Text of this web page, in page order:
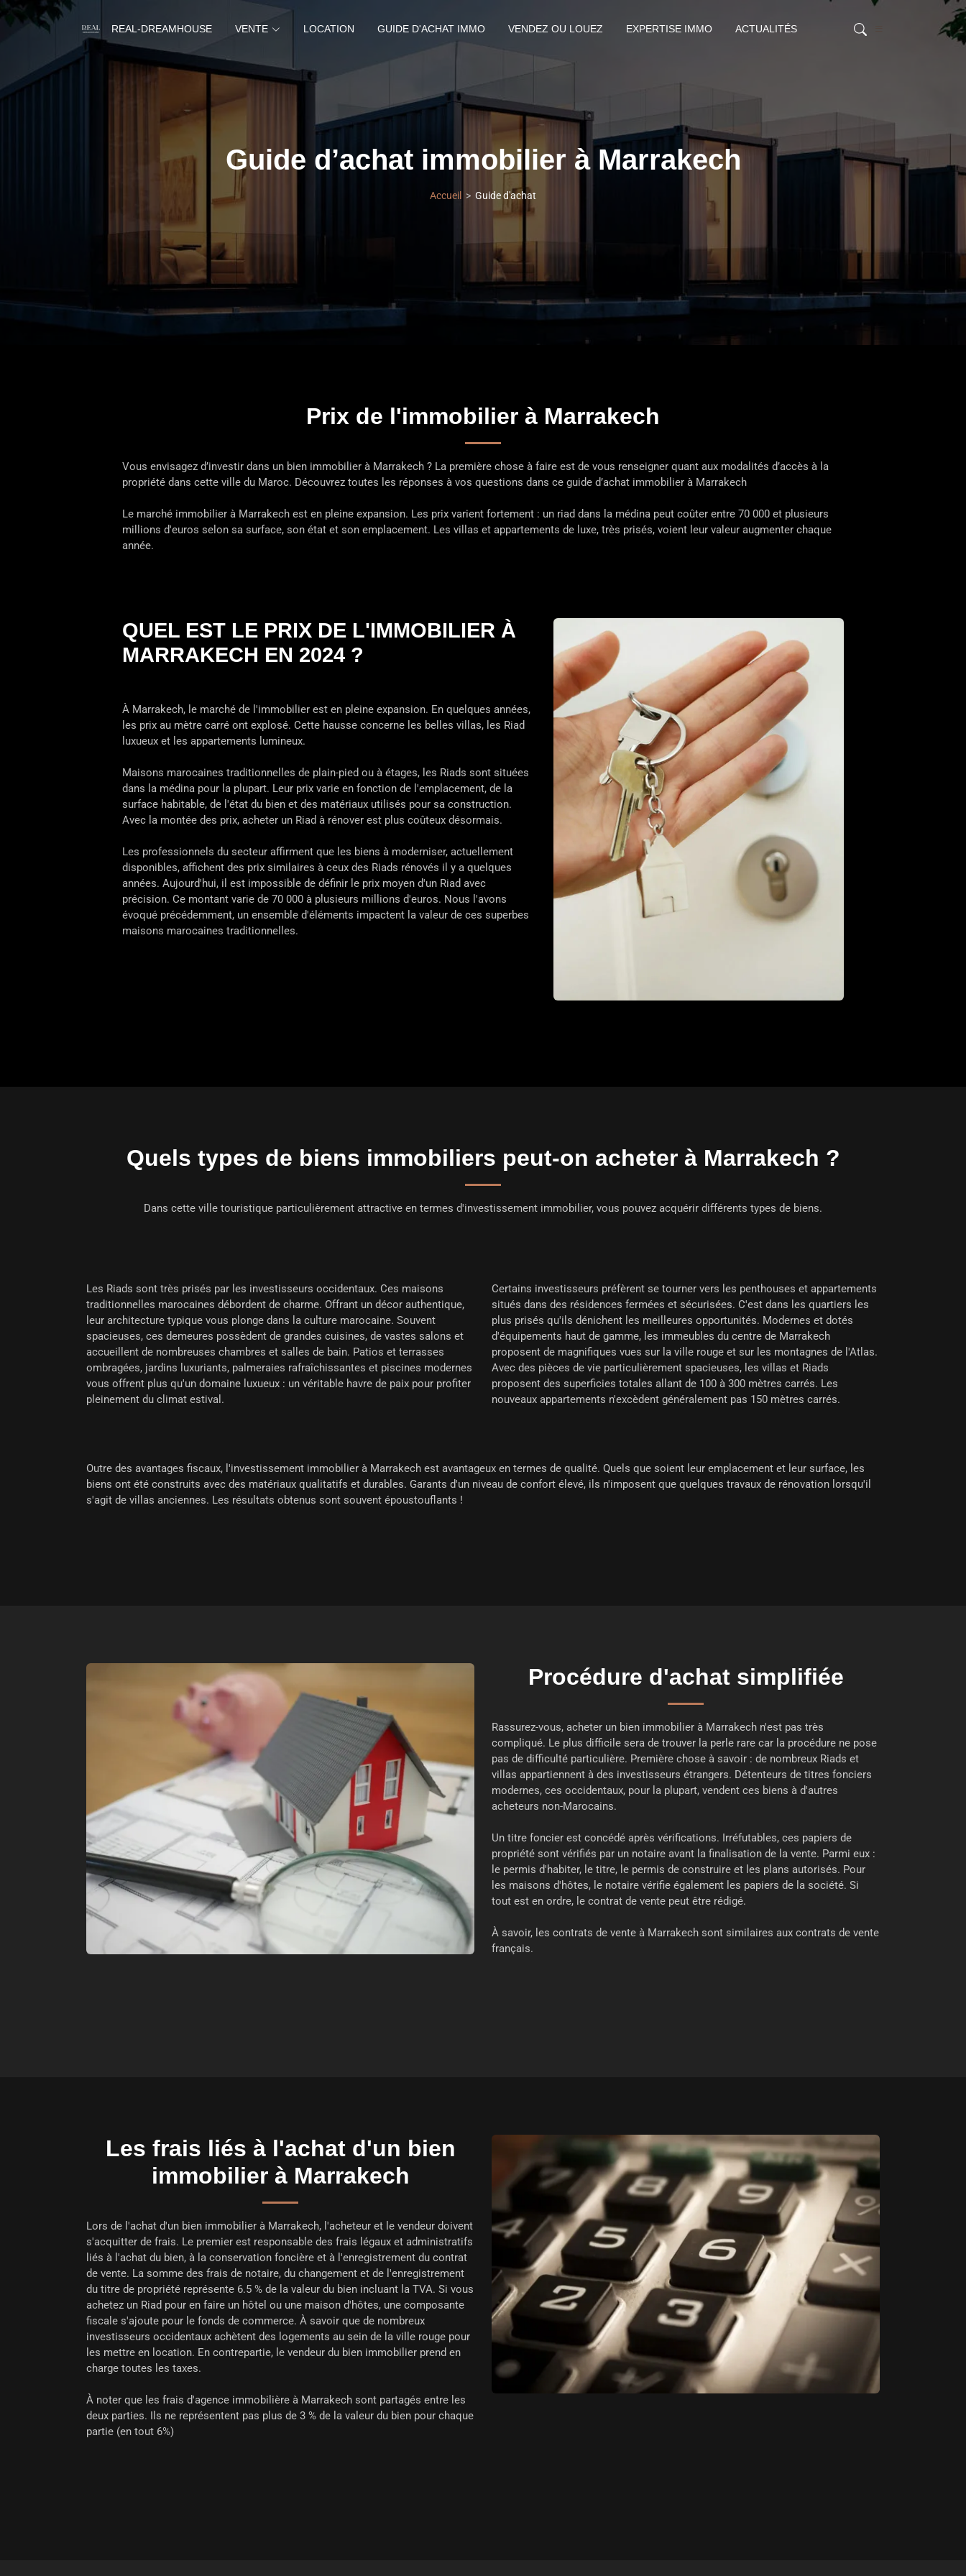
REAL-DREAMHOUSE VENTE LOCATION GUIDE D'ACHAT IMMO VENDEZ OU LOUEZ EXPERTISE IMMO ACTUALITÉS
Guide d’achat immobilier à Marrakech
Accueil Guide d'achat
Prix de l'immobilier à Marrakech
Vous envisagez d’investir dans un bien immobilier à Marrakech ? La première chose à faire est de vous renseigner quant aux modalités d’accès à la
propriété dans cette ville du Maroc. Découvrez toutes les réponses à vos questions dans ce guide d’achat immobilier à Marrakech
Le marché immobilier à Marrakech est en pleine expansion. Les prix varient fortement : un riad dans la médina peut coûter entre 70 000 et plusieurs
millions d'euros selon sa surface, son état et son emplacement. Les villas et appartements de luxe, très prisés, voient leur valeur augmenter chaque
année.
QUEL EST LE PRIX DE L'IMMOBILIER À
MARRAKECH EN 2024 ?
À Marrakech, le marché de l'immobilier est en pleine expansion. En quelques années,
les prix au mètre carré ont explosé. Cette hausse concerne les belles villas, les Riad
luxueux et les appartements lumineux.
Maisons marocaines traditionnelles de plain-pied ou à étages, les Riads sont situées
dans la médina pour la plupart. Leur prix varie en fonction de l'emplacement, de la
surface habitable, de l'état du bien et des matériaux utilisés pour sa construction.
Avec la montée des prix, acheter un Riad à rénover est plus coûteux désormais.
Les professionnels du secteur affirment que les biens à moderniser, actuellement
disponibles, affichent des prix similaires à ceux des Riads rénovés il y a quelques
années. Aujourd'hui, il est impossible de définir le prix moyen d'un Riad avec
précision. Ce montant varie de 70 000 à plusieurs millions d'euros. Nous l'avons
évoqué précédemment, un ensemble d'éléments impactent la valeur de ces superbes
maisons marocaines traditionnelles.
Quels types de biens immobiliers peut-on acheter à Marrakech ?
Dans cette ville touristique particulièrement attractive en termes d'investissement immobilier, vous pouvez acquérir différents types de biens.
Les Riads sont très prisés par les investisseurs occidentaux. Ces maisons
traditionnelles marocaines débordent de charme. Offrant un décor authentique,
leur architecture typique vous plonge dans la culture marocaine. Souvent
spacieuses, ces demeures possèdent de grandes cuisines, de vastes salons et
accueillent de nombreuses chambres et salles de bain. Patios et terrasses
ombragées, jardins luxuriants, palmeraies rafraîchissantes et piscines modernes
vous offrent plus qu'un domaine luxueux : un véritable havre de paix pour profiter
pleinement du climat estival.
Certains investisseurs préfèrent se tourner vers les penthouses et appartements
situés dans des résidences fermées et sécurisées. C'est dans les quartiers les
plus prisés qu'ils dénichent les meilleures opportunités. Modernes et dotés
d'équipements haut de gamme, les immeubles du centre de Marrakech
proposent de magnifiques vues sur la ville rouge et sur les montagnes de l'Atlas.
Avec des pièces de vie particulièrement spacieuses, les villas et Riads
proposent des superficies totales allant de 100 à 300 mètres carrés. Les
nouveaux appartements n'excèdent généralement pas 150 mètres carrés.
Outre des avantages fiscaux, l'investissement immobilier à Marrakech est avantageux en termes de qualité. Quels que soient leur emplacement et leur surface, les
biens ont été construits avec des matériaux qualitatifs et durables. Garants d'un niveau de confort élevé, ils n'imposent que quelques travaux de rénovation lorsqu'il
s'agit de villas anciennes. Les résultats obtenus sont souvent époustouflants !
Procédure d'achat simplifiée
Rassurez-vous, acheter un bien immobilier à Marrakech n'est pas très
compliqué. Le plus difficile sera de trouver la perle rare car la procédure ne pose
pas de difficulté particulière. Première chose à savoir : de nombreux Riads et
villas appartiennent à des investisseurs étrangers. Détenteurs de titres fonciers
modernes, ces occidentaux, pour la plupart, vendent ces biens à d'autres
acheteurs non-Marocains.
Un titre foncier est concédé après vérifications. Irréfutables, ces papiers de
propriété sont vérifiés par un notaire avant la finalisation de la vente. Parmi eux :
le permis d'habiter, le titre, le permis de construire et les plans autorisés. Pour
les maisons d'hôtes, le notaire vérifie également les papiers de la société. Si
tout est en ordre, le contrat de vente peut être rédigé.
À savoir, les contrats de vente à Marrakech sont similaires aux contrats de vente
français.
Les frais liés à l'achat d'un bien
immobilier à Marrakech
Lors de l'achat d'un bien immobilier à Marrakech, l'acheteur et le vendeur doivent
s'acquitter de frais. Le premier est responsable des frais légaux et administratifs
liés à l'achat du bien, à la conservation foncière et à l'enregistrement du contrat
de vente. La somme des frais de notaire, du changement et de l'enregistrement
du titre de propriété représente 6.5 % de la valeur du bien incluant la TVA. Si vous
achetez un Riad pour en faire un hôtel ou une maison d'hôtes, une composante
fiscale s'ajoute pour le fonds de commerce. À savoir que de nombreux
investisseurs occidentaux achètent des logements au sein de la ville rouge pour
les mettre en location. En contrepartie, le vendeur du bien immobilier prend en
charge toutes les taxes.
À noter que les frais d'agence immobilière à Marrakech sont partagés entre les
deux parties. Ils ne représentent pas plus de 3 % de la valeur du bien pour chaque
partie (en tout 6%)